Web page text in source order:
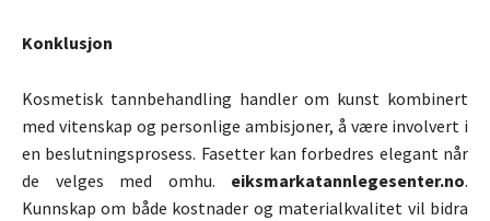
Konklusjon
Kosmetisk tannbehandling handler om kunst kombinert
med vitenskap og personlige ambisjoner, å være involvert i
en beslutningsprosess. Fasetter kan forbedres elegant når
de velges med omhu. eiksmarkatannlegesenter.no.
Kunnskap om både kostnader og materialkvalitet vil bidra